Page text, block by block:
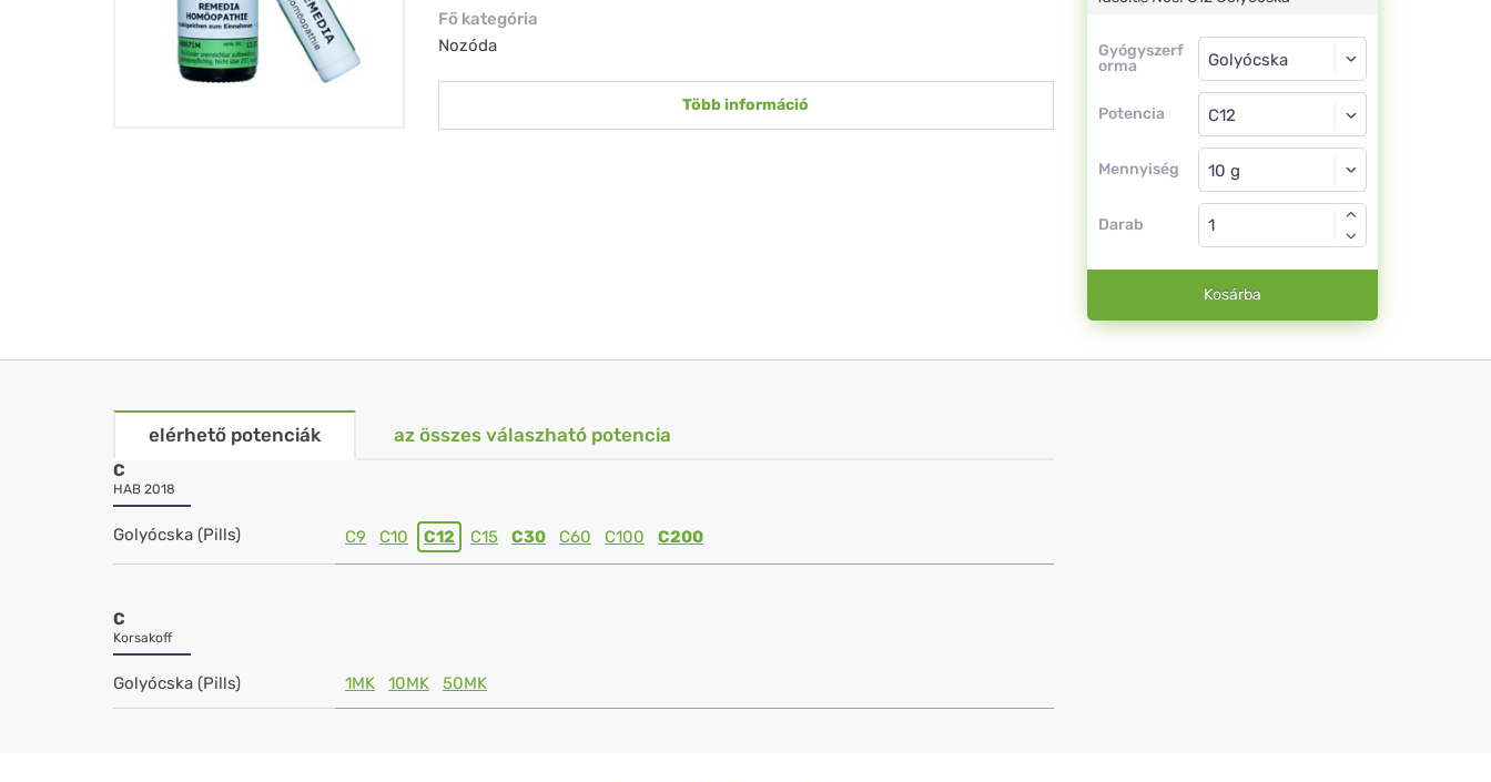
Nos.
Fő kategória
Nozóda
Több információ
Gyógyszerf
orma
Gyógyszerforma
Potencia
Golyócska
C12
Mennyiség
Golyócska
Darab
Kosárba
elérhető potenciák az összes válaszható potencia
C
HAB 2018
Golyócska (Pills) C9 C10 C12 C15 C30 C60 C100 C200
C
Korsakoff
Golyócska (Pills) 1MK 10MK 50MK